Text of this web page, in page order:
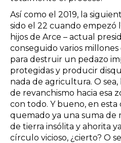
Así como el 2019, la
sido el 22 cuando empezó
hijos de Arce – actual
conseguido varios
para destruir un pedazo
protegidas y producir
nada de agricultura. O
de revanchismo hacia esa
con todo. Y bueno, en esta
quemado ya una suma de
de tierra insólita y ahorita
círculo vicioso, ¿cierto? O